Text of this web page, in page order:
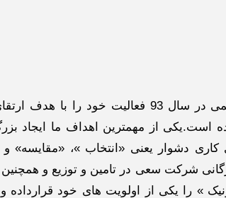
فروشگاه اینترنتی ادبازار به طوررسمی در سال
است.یکی از مهمترین اهداف ما ایجاد
دشوار یعنی «انتخاب »، «مقایسه» و
شرکت سعی در تامین و توزیع و
» را یکی از اولویت های خود قرارداده و